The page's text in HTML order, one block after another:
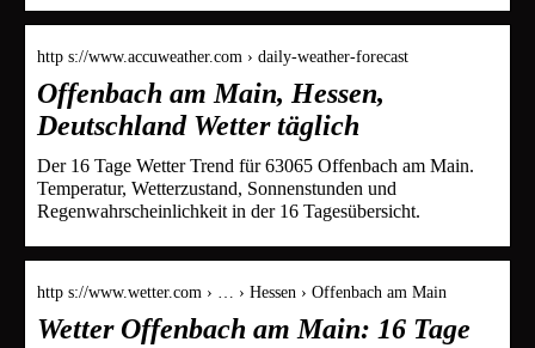
http s://www.accuweather.com › daily-weather-forecast
Offenbach am Main, Hessen,
Deutschland Wetter täglich
Der 16 Tage Wetter Trend für 63065 Offenbach am Main.
Temperatur, Wetterzustand, Sonnenstunden und
Regenwahrscheinlichkeit in der 16 Tagesübersicht.
http s://www.wetter.com › … › Hessen › Offenbach am Main
Wetter Offenbach am Main: 16 Tage